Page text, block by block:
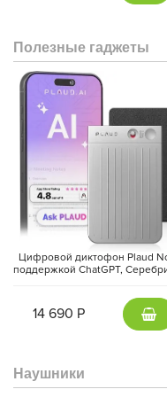
PTK поддерживает
использовать его с
дополнительными
другими гаджетами.
или шеи либо
добавляет комфорта в
Полезные гаджеты
Цифровой диктофон Plaud
поддержкой ChatGPT,
14 690 Р
Наушники